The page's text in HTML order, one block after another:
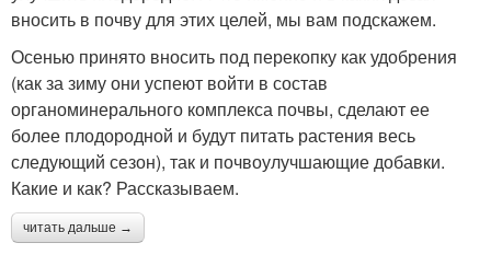
вносить в почву для этих целей, мы вам подскажем.
Осенью принято вносить под перекопку как удобрения
(как за зиму они успеют войти в состав
органоминерального комплекса почвы, сделают ее
более плодородной и будут питать растения весь
следующий сезон), так и почвоулучшающие добавки.
Какие и как? Рассказываем.
читать дальше →